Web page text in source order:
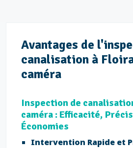
Avantages de
canalisation à
caméra
Inspection de
caméra : Efficacité,
Économies
Intervention Rapide et